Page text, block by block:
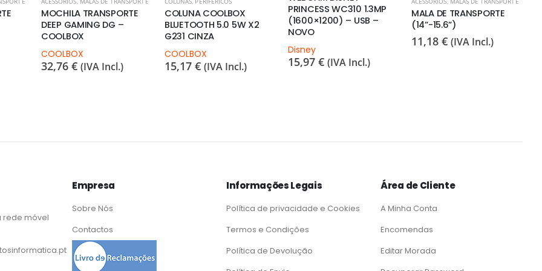
MOCHILA TRANSPORTE
DEEP GAMING DG –
COOLBOX
COOLBOX
32,76 € (IVA Incl.)
COLUNA COOLBOX
BLUETOOTH 5.0 5W X2
G231 CINZA
COOLBOX
15,17 € (IVA Incl.)
PRINCESS WC310 1.3MP
(1600×1200) – USB –
NOVO
Disney
15,97 € (IVA Incl.)
MALA DE TRANSPORTE
(14”-15.6”)
11,18 € (IVA Incl.)
móvel
Empresa
Sobre Nós
Contactos
Informações Legais
Política de privacidade e Cookies
Termos e Condições
Política de Devolução
Área de Cliente
A Minha Conta
Encomendas
Editar Morada